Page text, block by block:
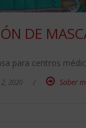
DE
para centros
2020 / Saber